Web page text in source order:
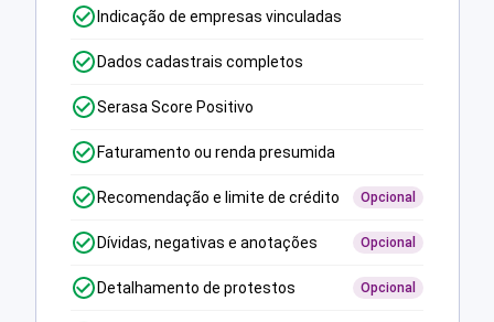
Indicação de empresas vinculadas
Dados cadastrais completos
Serasa Score Positivo
Faturamento ou renda presumida
Recomendação e limite de crédito Opcional
Dívidas, negativas e anotações Opcional
Detalhamento de protestos Opcional